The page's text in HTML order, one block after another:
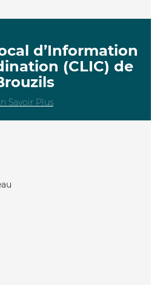
d’Information
(CLIC) de
Savoir Plus